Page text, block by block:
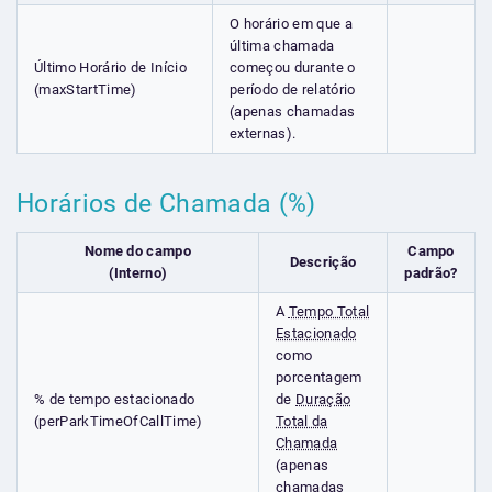
Último Horário de Início
(maxStartTime)
O horário em que a
última chamada
começou durante o
período de relatório
(apenas chamadas
externas).
Horários de Chamada (%)
Nome do campo
(Interno)
Descrição
Campo
padrão?
% de tempo estacionado
(perParkTimeOfCallTime)
A Tempo Total
Estacionado
como
porcentagem
de Duração
Total da
Chamada
(apenas
chamadas